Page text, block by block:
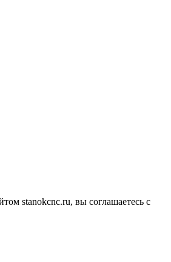
stanokcnc.ru, вы соглашаетесь с